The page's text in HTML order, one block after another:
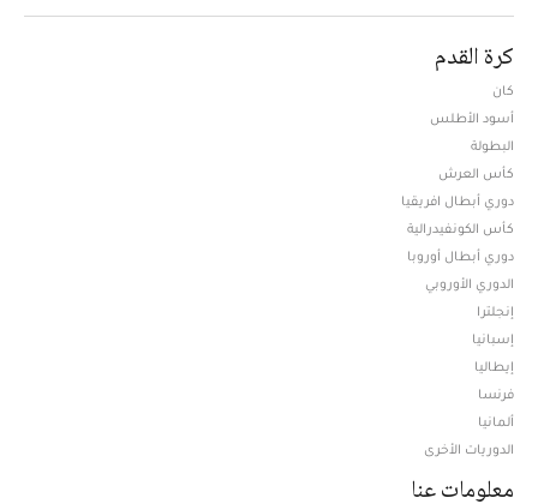
كرة القدم
كان
أسود الأطلس
البطولة
كأس العرش
دوري أبطال افريقيا
كأس الكونفيدرالية
دوري أبطال أوروبا
الدوري الأوروبي
إنجلترا
إسبانيا
إيطاليا
فرنسا
ألمانيا
الدوريات الأخرى
معلومات عنا